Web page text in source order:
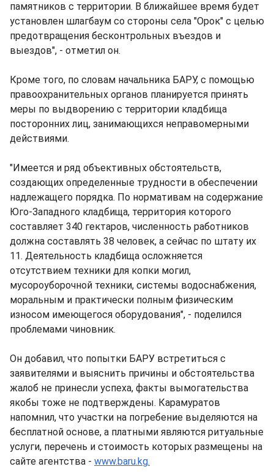
памятников с территории. В ближайшее время будет
установлен шлагбаум со стороны села "Орок" с целью
предотвращения бесконтрольных въездов и
выездов", - отметил он.
Кроме того, по словам начальника БАРУ, с помощью
правоохранительных органов планируется принять
меры по выдворению с территории кладбища
посторонних лиц, занимающихся неправомерными
действиями.
"Имеется и ряд объективных обстоятельств,
создающих определенные трудности в обеспечении
надлежащего порядка. По нормативам на содержание
Юго-Западного кладбища, территория которого
составляет 340 гектаров, численность работников
должна составлять 38 человек, а сейчас по штату их
11. Деятельность кладбища осложняется
отсутствием техники для копки могил,
мусороуборочной техники, системы водоснабжения,
моральным и практически полным физическим
износом имеющегося оборудования", - поделился
проблемами чиновник.
Он добавил, что попытки БАРУ встретиться с
заявителями и выяснить причины и обстоятельства
жалоб не принесли успеха, факты вымогательства
якобы тоже не подтверждены. Карамуратов
напомнил, что участки на погребение выделяются на
бесплатной основе, а платными являются ритуальные
услуги, перечень и стоимость которых размещены на
сайте агентства - www.baru.kg.